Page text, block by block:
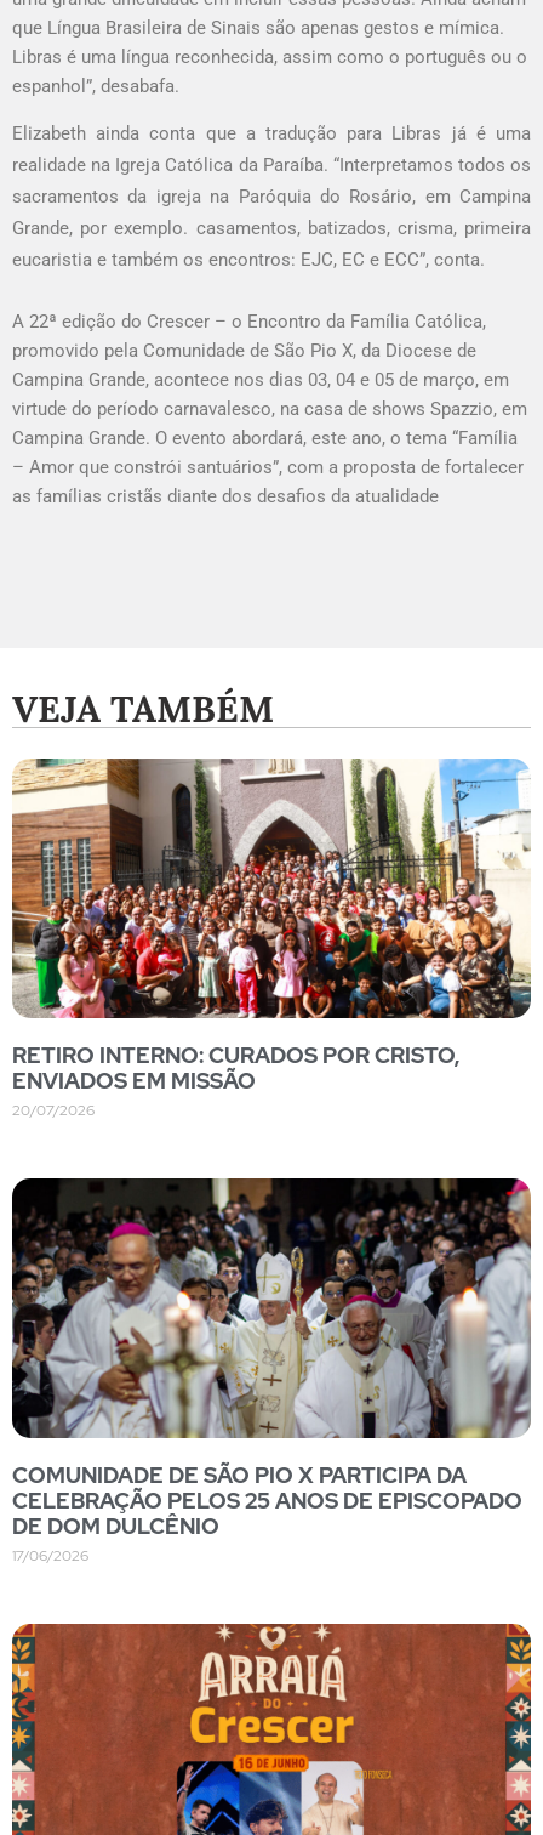
que Língua Brasileira de Sinais são apenas gestos e mímica.
Libras é uma língua reconhecida, assim como o português ou o
espanhol”, desabafa.
Elizabeth ainda conta que a tradução para Libras já é uma
realidade na Igreja Católica da Paraíba. “Interpretamos todos os
sacramentos da igreja na Paróquia do Rosário, em Campina
Grande, por exemplo. casamentos, batizados, crisma, primeira
eucaristia e também os encontros: EJC, EC e ECC”, conta.
A 22ª edição do Crescer – o Encontro da Família Católica,
promovido pela Comunidade de São Pio X, da Diocese de
Campina Grande, acontece nos dias 03, 04 e 05 de março, em
virtude do período carnavalesco, na casa de shows Spazzio, em
Campina Grande. O evento abordará, este ano, o tema “Família
– Amor que constrói santuários”, com a proposta de fortalecer
as famílias cristãs diante dos desafios da atualidade
VEJA TAMBÉM
RETIRO INTERNO: CURADOS POR CRISTO,
ENVIADOS EM MISSÃO
20/07/2026
COMUNIDADE DE SÃO PIO X PARTICIPA DA
CELEBRAÇÃO PELOS 25 ANOS DE EPISCOPADO
DE DOM DULCÊNIO
17/06/2026